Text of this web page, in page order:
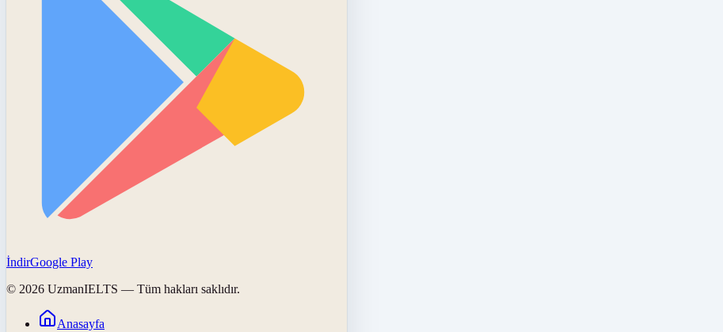
İndirGoogle Play
© 2026 UzmanIELTS — Tüm hakları saklıdır.
Anasayfa